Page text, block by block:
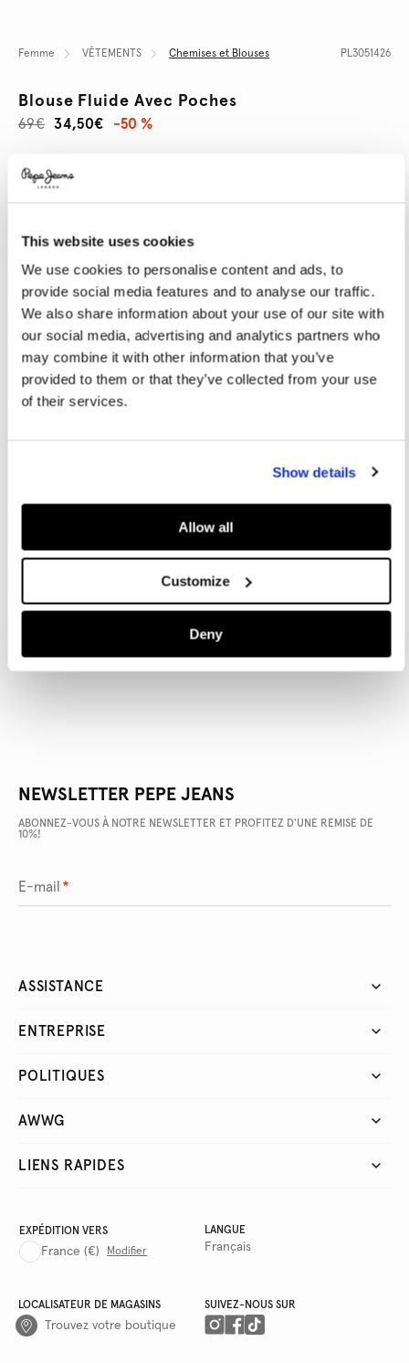
This website uses cookies
We use cookies to personalise content and ads, to
provide social media features and to analyse our traffic.
We also share information about your use of our site with
our social media, advertising and analytics partners who
may combine it with other information that you’ve
provided to them or that they’ve collected from your use
of their services.
Show details
Allow all
Customize
Deny
Femme VÊTEMENTS Chemises et Blouses PL3051426
Blouse Fluide Avec Poches
34,50€
69€ -50 %
Promotions
Variations
COULEURS:
SÉLECTIONNEZ LA TAILLE:
Le mannequin porte: S Taille du mannequin: 1.78 m
Guide des tailles
DÉTAILS DU PRODUIT
NEWSLETTER PEPE JEANS
ABONNEZ-VOUS À NOTRE NEWSLETTER ET PROFITEZ D'UNE REMISE DE
10%!
E-mail *
ASSISTANCE
ENTREPRISE
POLITIQUES
AWWG
LIENS RAPIDES
EXPÉDITION VERS
France (€) Modifier
LANGUE
Français
LOCALISATEUR DE MAGASINS
Trouvez votre boutique
SUIVEZ-NOUS SUR